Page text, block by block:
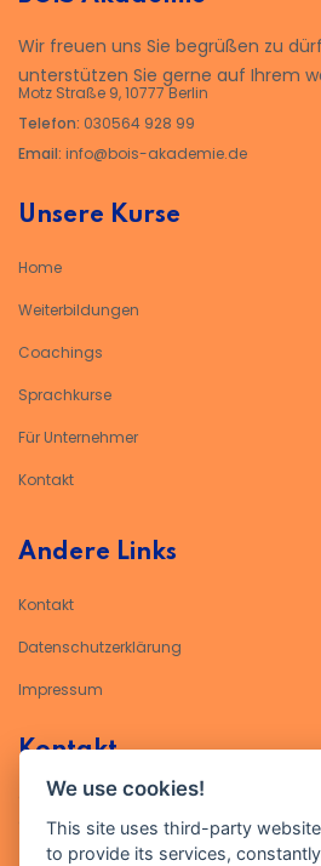
Wir freuen uns Sie begrüßen zu
unterstützen Sie gerne auf Ihrem
Motz Straße 9, 10777 Berlin
Telefon: 030564 928 99
Email: info@bois-akademie.de
Unsere Kurse
Home
Weiterbildungen
Coachings
Sprachkurse
Für Unternehmer
Kontakt
Andere Links
Kontakt
Datenschutzerklärung​
Impressum
Kontakt
Geben Sie Ihre E-Mail-Adresse ein, um
anzumelden
We use cookies!
This site uses third-party
to provide its services,